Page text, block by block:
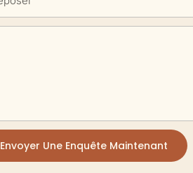
Envoyer Une Enquête Maintenant